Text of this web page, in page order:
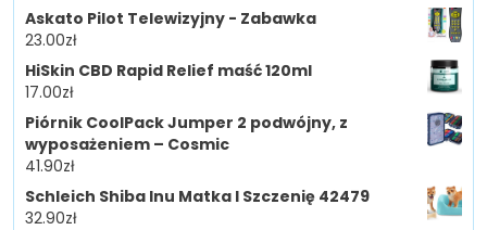
Askato Pilot Telewizyjny - Zabawka
23.00zł
HiSkin CBD Rapid Relief maść 120ml
17.00zł
Piórnik CoolPack Jumper 2 podwójny, z
wyposażeniem – Cosmic
41.90zł
Schleich Shiba Inu Matka I Szczenię 42479
32.90zł